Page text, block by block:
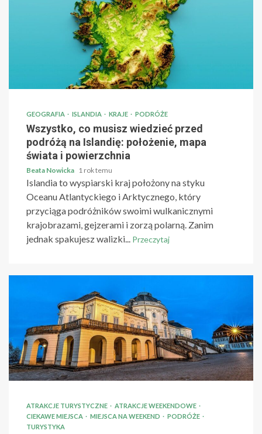
GEOGRAFIA ISLANDIA KRAJE PODRÓŻE
Wszystko, co musisz wiedzieć przed
podróżą na Islandię: położenie, mapa
świata i powierzchnia
Beata Nowicka 1 rok temu
Islandia to wyspiarski kraj położony na styku
Oceanu Atlantyckiego i Arktycznego, który
przyciąga podróżników swoimi wulkanicznymi
krajobrazami, gejzerami i zorzą polarną. Zanim
jednak spakujesz walizki...
Przeczytaj
ATRAKCJE TURYSTYCZNE
ATRAKCJE WEEKENDOWE
CIEKAWE MIEJSCA
MIEJSCA NA WEEKEND
PODRÓŻE
TURYSTYKA